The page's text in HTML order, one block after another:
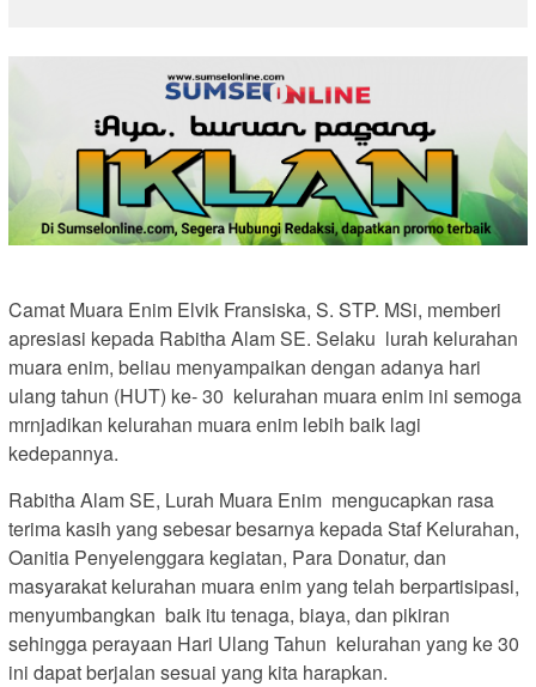
Camat Muara Enim Elvik Fransiska, S. STP. MSi, memberi
apresiasi kepada Rabitha Alam SE. Selaku lurah kelurahan
muara enim, beliau menyampaikan dengan adanya hari
ulang tahun (HUT) ke- 30 kelurahan muara enim ini semoga
mrnjadikan kelurahan muara enim lebih baik lagi
kedepannya.
Rabitha Alam SE, Lurah Muara Enim mengucapkan rasa
terima kasih yang sebesar besarnya kepada Staf Kelurahan,
Oanitia Penyelenggara kegiatan, Para Donatur, dan
masyarakat kelurahan muara enim yang telah berpartisipasi,
menyumbangkan baik itu tenaga, biaya, dan pikiran
sehingga perayaan Hari Ulang Tahun kelurahan yang ke 30
ini dapat berjalan sesuai yang kita harapkan.